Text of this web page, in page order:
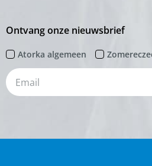
Ontvang onze nieuwsbrief
Atorka algemeen